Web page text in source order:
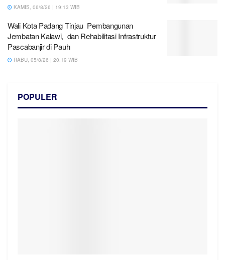
KAMIS, 06/8/26 | 19:13 WIB
Wali Kota Padang Tinjau Pembangunan
Jembatan Kalawi, dan Rehabilitasi Infrastruktur
Pascabanjir di Pauh
RABU, 05/8/26 | 20:19 WIB
POPULER